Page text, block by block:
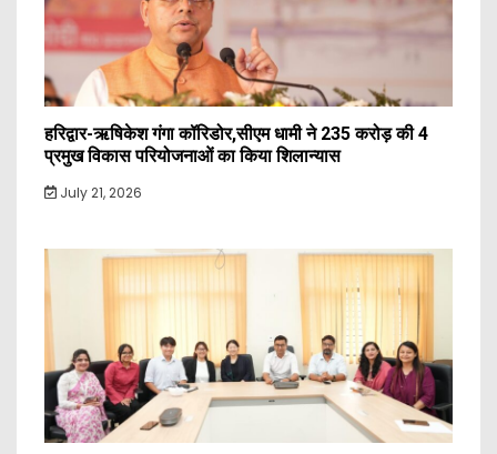
हरिद्वार-ऋषिकेश गंगा कॉरिडोर,सीएम धामी ने 235 करोड़ की 4
प्रमुख विकास परियोजनाओं का किया शिलान्यास
July 21, 2026